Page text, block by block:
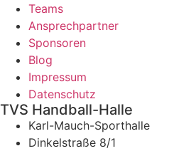
Teams
Ansprechpartner
Sponsoren
Blog
Impressum
Datenschutz
TVS Handball-Halle
Karl-Mauch-Sporthalle
Dinkelstraße 8/1